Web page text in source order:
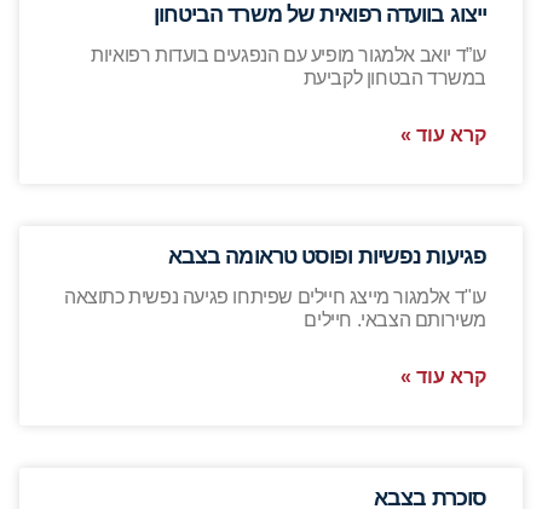
ייצוג בוועדה רפואית של משרד הביטחון
עו”ד יואב אלמגור מופיע עם הנפגעים בועדות רפואיות
במשרד הבטחון לקביעת
קרא עוד »
פגיעות נפשיות ופוסט טראומה בצבא
עו"ד אלמגור מייצג חיילים שפיתחו פגיעה נפשית כתוצאה
משירותם הצבאי. חיילים
קרא עוד »
סוכרת בצבא